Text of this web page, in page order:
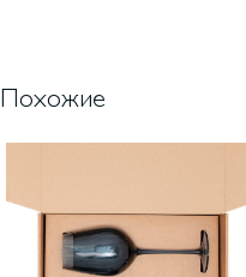
Похожие